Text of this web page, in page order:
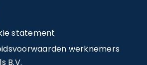
statement
werknemers
B.V.